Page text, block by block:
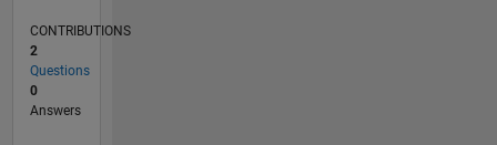
CONTRIBUTIONS
2
Questions
0
Answers